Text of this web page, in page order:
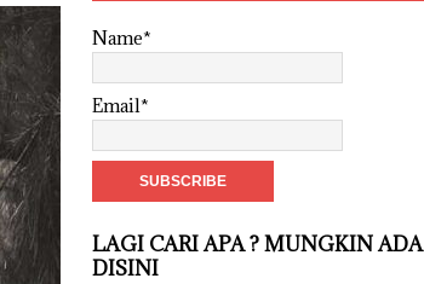
Name*
Email*
LAGI CARI APA ? MUNGKIN ADA
DISINI